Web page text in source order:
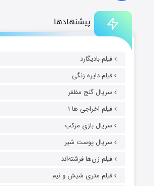
پیشنهادها
فیلم بادیگارد
فیلم دایره زنگی
سریال گنج مظفر
فیلم اخراجی ها ۱
سریال بازی مرکب
سریال پوست شیر
فیلم زن‌ها فرشته‌اند
فیلم متری شیش و نیم